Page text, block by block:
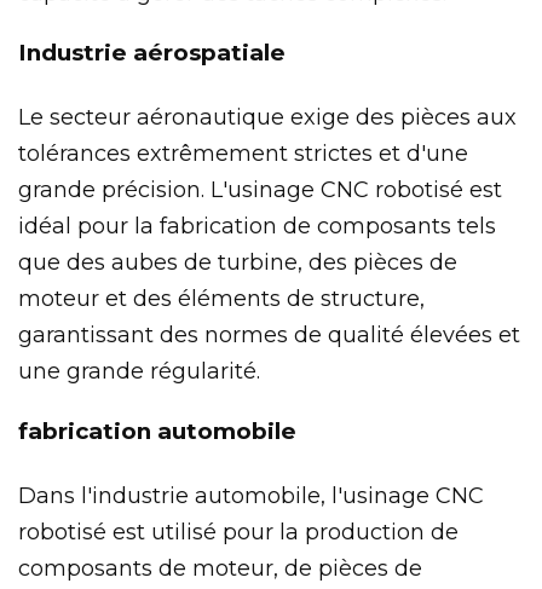
Industrie aérospatiale
Le secteur aéronautique exige des pièces aux
tolérances extrêmement strictes et d'une
grande précision. L'usinage CNC robotisé est
idéal pour la fabrication de composants tels
que des aubes de turbine, des pièces de
moteur et des éléments de structure,
garantissant des normes de qualité élevées et
une grande régularité.
fabrication automobile
Dans l'industrie automobile, l'usinage CNC
robotisé est utilisé pour la production de
composants de moteur, de pièces de